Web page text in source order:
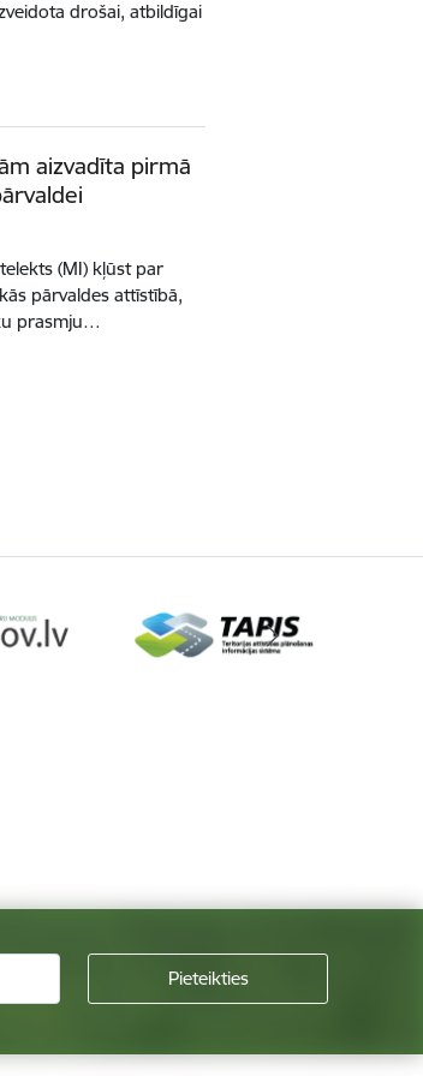
drošai, atbildīgai
aizvadīta pirmā
(MI) kļūst par
pārvaldes attīstībā,
prasmju…